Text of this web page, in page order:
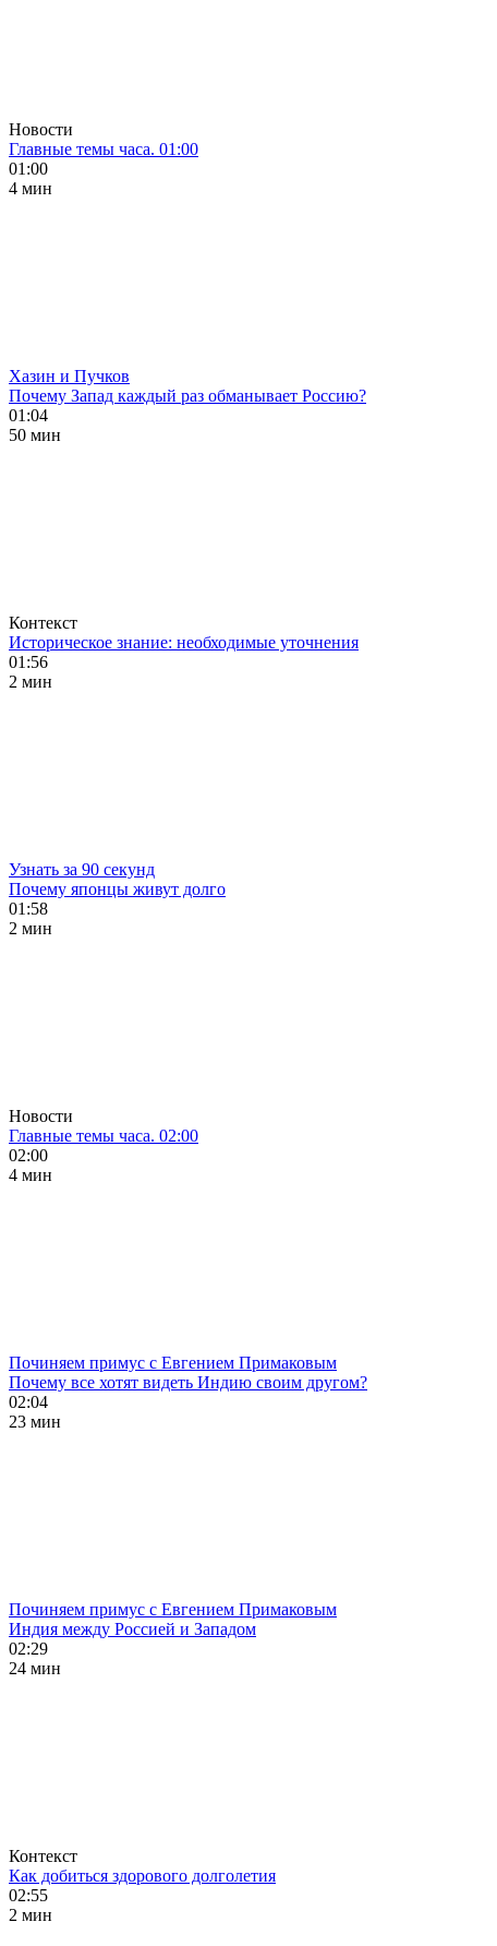
Новости
Главные темы часа. 01:00
01:00
4 мин
Хазин и Пучков
Почему Запад каждый раз обманывает Россию?
01:04
50 мин
Контекст
Историческое знание: необходимые уточнения
01:56
2 мин
Узнать за 90 секунд
Почему японцы живут долго
01:58
2 мин
Новости
Главные темы часа. 02:00
02:00
4 мин
Починяем примус с Евгением Примаковым
Почему все хотят видеть Индию своим другом?
02:04
23 мин
Починяем примус с Евгением Примаковым
Индия между Россией и Западом
02:29
24 мин
Контекст
Как добиться здорового долголетия
02:55
2 мин